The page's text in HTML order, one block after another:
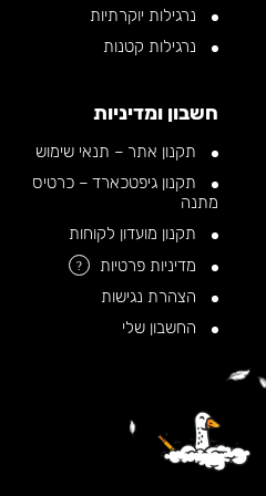
נרגילות יוקרתיות
נרגילות קטנות
חשבון ומדיניות
תקנון אתר – תנאי שימוש
תקנון גיפטכארד – כרטיס
מתנה
תקנון מועדון לקוחות
מדיניות פרטיות
?
הצהרת נגישות
החשבון שלי